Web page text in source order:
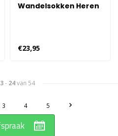
Wandelsokken Heren
€23,95
- 24van 54
3 4 5